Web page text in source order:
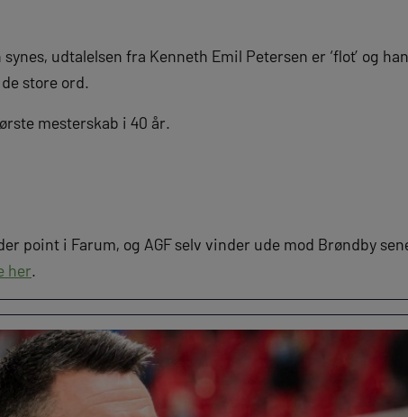
udtalelsen fra Kenneth Emil Petersen er ‘flot’ og
store ord.
mesterskab i 40 år.
point i Farum, og AGF selv vinder ude mod Brøndby
her.